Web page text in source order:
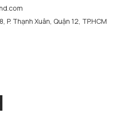
P. Thạnh Xuân, Quận 12, TP.HCM